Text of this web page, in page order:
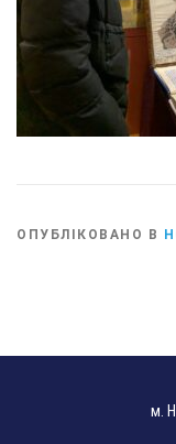
ОПУБЛІКОВАНО В
м.